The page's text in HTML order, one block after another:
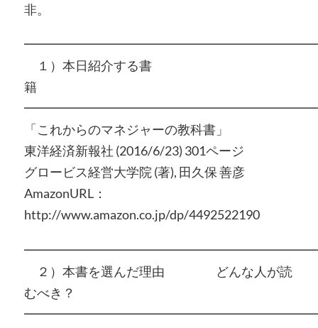
非。
１）本日紹介する書
籍
「これからのマネジャーの教科書」
東洋経済新報社 (2016/6/23) 301ページ
グロービス経営大学院 (著), 田久保 善彦
AmazonURL：
http://www.amazon.co.jp/dp/4492522190
２）本書を選んだ理由 どんな人が読
むべき？